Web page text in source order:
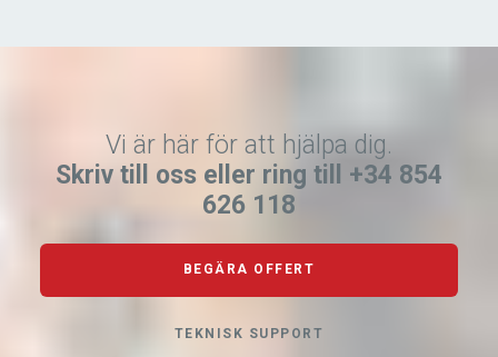
Vi är här för att hjälpa dig.
Skriv till oss eller ring till +34 854
626 118
BEGÄRA OFFERT
TEKNISK SUPPORT